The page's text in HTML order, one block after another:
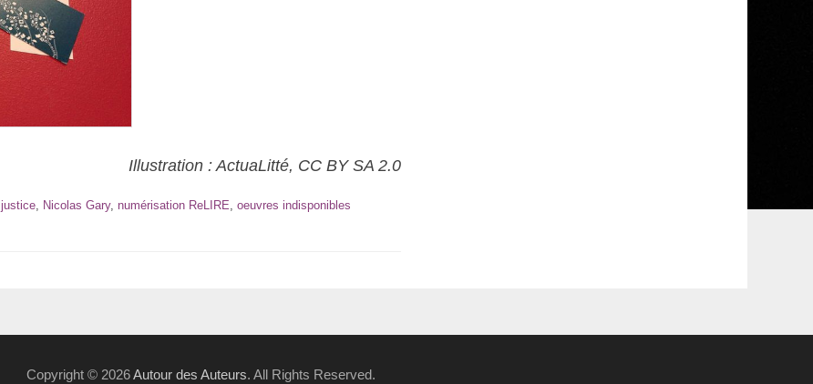
Illustration : ActuaLitté, CC BY SA 2.0
justice, Nicolas Gary, numérisation ReLIRE, oeuvres indisponibles
Copyright © 2026Autour des Auteurs. All Rights Reserved.